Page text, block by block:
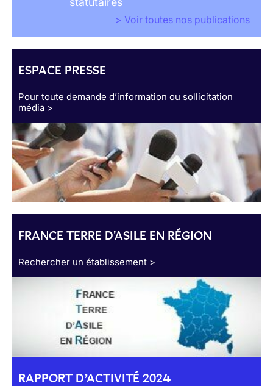
> Voir toutes nos publications
ESPACE PRESSE
Pour toute demande d’information ou sollicitation
média >
FRANCE TERRE D'ASILE EN RÉGION
Rechercher un établissement >
RAPPORT D’ACTIVITÉ 2024